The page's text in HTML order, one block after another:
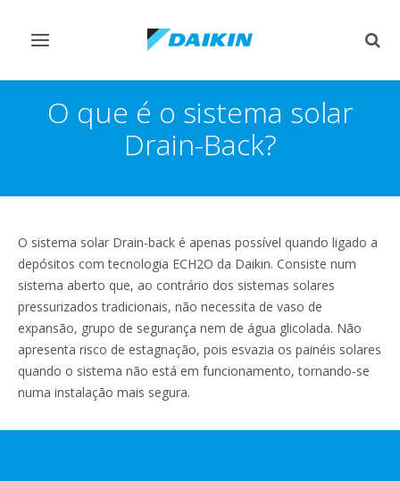
Comutar
O que é o sistema solar
Drain-Back?
O sistema solar Drain-back é apenas possível quando ligado a
depósitos com tecnologia ECH2O da Daikin. Consiste num
sistema aberto que, ao contrário dos sistemas solares
pressurizados tradicionais, não necessita de vaso de
expansão, grupo de segurança nem de água glicolada. Não
apresenta risco de estagnação, pois esvazia os painéis solares
quando o sistema não está em funcionamento, tornando-se
numa instalação mais segura.